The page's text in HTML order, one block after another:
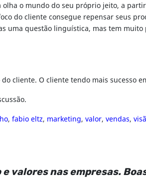
o mundo do seu próprio jeito, a
do cliente consegue repensar seus
questão linguística, mas tem
cliente. O cliente tendo mais sucesso
, fabio eltz, marketing, valor, vendas,
valores nas empresas.